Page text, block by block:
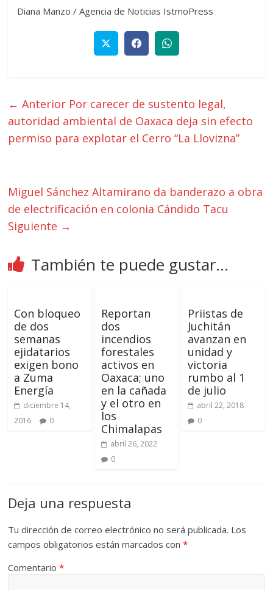
Diana Manzo / Agencia de Noticias IstmoPress
← Anterior Por carecer de sustento legal,
autoridad ambiental de Oaxaca deja sin efecto
permiso para explotar el Cerro “La Llovizna”
Miguel Sánchez Altamirano da banderazo a obra
de electrificación en colonia Cándido Tacu
Siguiente →
También te puede gustar...
Con bloqueo
de dos
semanas
ejidatarios
exigen bono
a Zuma
Energía
diciembre 14,
2016
0
Reportan
dos
incendios
forestales
activos en
Oaxaca; uno
en la cañada
y el otro en
los
Chimalapas
abril 26, 2022
0
Priistas de
Juchitán
avanzan en
unidad y
victoria
rumbo al 1
de julio
abril 22, 2018
0
Deja una respuesta
Tu dirección de correo electrónico no será publicada. Los
campos obligatorios están marcados con*
Comentario*